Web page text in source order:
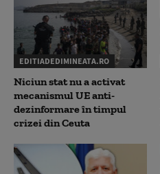
EDITIADEDIMINEATA.RO
Niciun stat nu a activat
mecanismul UE anti-
dezinformare în timpul
crizei din Ceuta